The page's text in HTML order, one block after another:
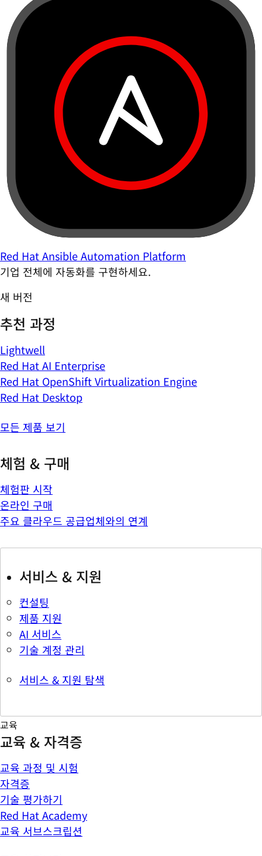
Red Hat Ansible Automation Platform
기업 전체에 자동화를 구현하세요.
새 버전
추천 과정
Lightwell
Red Hat AI Enterprise
Red Hat OpenShift Virtualization Engine
Red Hat Desktop
모든 제품 보기
체험 & 구매
체험판 시작
온라인 구매
주요 클라우드 공급업체와의 연계
서비스 & 지원
컨설팅
제품 지원
AI 서비스
기술 계정 관리
서비스 & 지원 탐색
교육
교육 & 자격증
교육 과정 및 시험
자격증
기술 평가하기
Red Hat Academy
교육 서브스크립션